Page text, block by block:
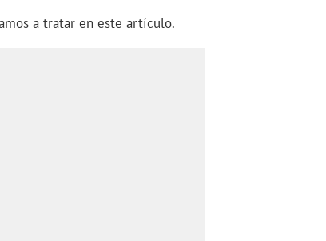
a tratar en este artículo.